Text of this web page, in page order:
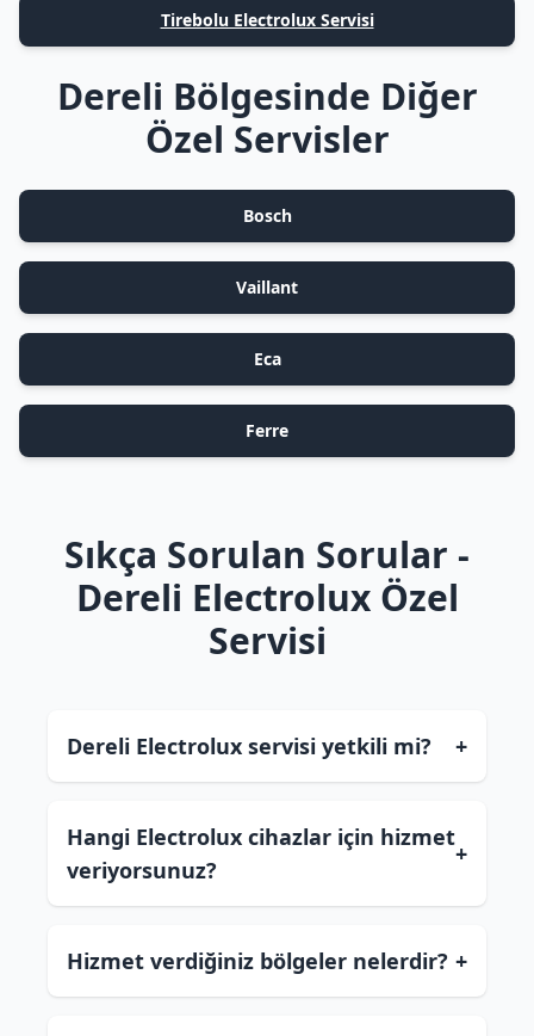
Tirebolu Electrolux Servisi
Dereli Bölgesinde Diğer
Özel Servisler
Bosch
Vaillant
Eca
Ferre
Sıkça Sorulan Sorular -
Dereli Electrolux Özel
Servisi
Dereli Electrolux servisi yetkili mi? +
Hangi Electrolux cihazlar için hizmet
veriyorsunuz?
+
Hizmet verdiğiniz bölgeler nelerdir? +